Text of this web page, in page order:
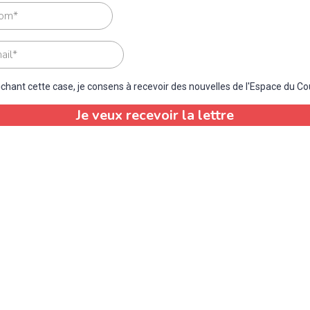
cette case, je consens à recevoir des nouvelles de l'Espace du
Je veux recevoir la lettre